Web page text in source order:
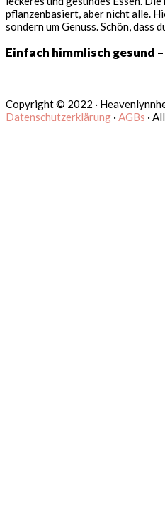
pflanzenbasiert, aber nicht alle.
sondern um Genuss. Schön, dass
Einfach himmlisch gesund
Copyright © 2022 ·
Datenschutzerklärung · AGBs ·